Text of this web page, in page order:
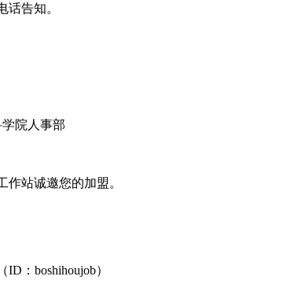
告知。
院人事部
站诚邀您的加盟。
：boshihoujob）